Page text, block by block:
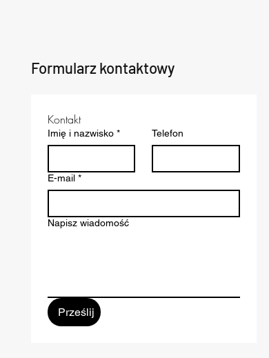
Formularz kontaktowy
Kontakt
Imię i nazwisko * Telefon
E-mail *
Napisz wiadomość
Prześlij